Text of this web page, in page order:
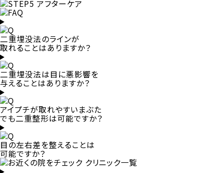
二重埋没法のラインが
取れることはありますか？
二重埋没法は目に悪影響を
与えることはありますか？
アイプチが取れやすいまぶた
でも二重整形は可能ですか？
目の左右差を整えることは
可能ですか？